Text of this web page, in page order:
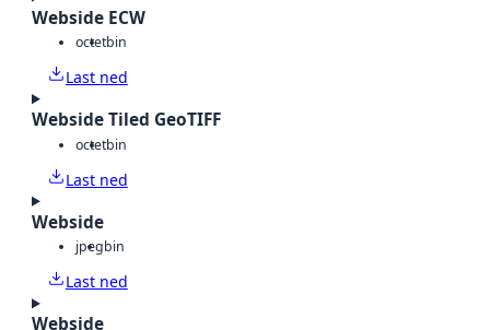
Webside ECW
octetbin
Last ned
Webside Tiled GeoTIFF
octetbin
Last ned
Webside
jpegbin
Last ned
Webside